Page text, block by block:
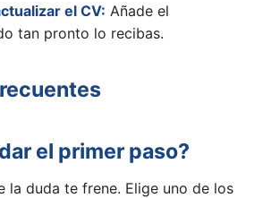
el CV: Añade el
tan pronto lo recibas.
el primer paso?
la duda te frene. Elige uno de los